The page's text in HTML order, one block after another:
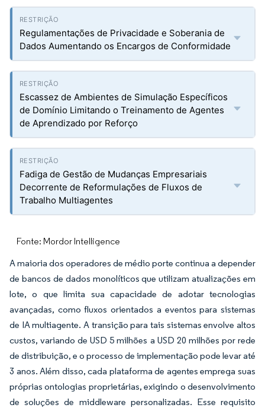
Regulamentações de Privacidade e Soberania de
Dados Aumentando os Encargos de Conformidade
Escassez de Ambientes de Simulação Específicos
de Domínio Limitando o Treinamento de Agentes
de Aprendizado por Reforço
Fadiga de Gestão de Mudanças Empresariais
Decorrente de Reformulações de Fluxos de
Trabalho Multiagentes
Fonte: Mordor Intelligence
A maioria dos operadores de médio porte continua a depender
de bancos de dados monolíticos que utilizam atualizações em
lote, o que limita sua capacidade de adotar tecnologias
avançadas, como fluxos orientados a eventos para sistemas
de IA multiagente. A transição para tais sistemas envolve altos
custos, variando de USD 5 milhões a USD 20 milhões por rede
de distribuição, e o processo de implementação pode levar até
3 anos. Além disso, cada plataforma de agentes emprega suas
próprias ontologias proprietárias, exigindo o desenvolvimento
de soluções de middleware personalizadas. Esse requisito